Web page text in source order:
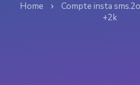
Home
Compte insta
+2k